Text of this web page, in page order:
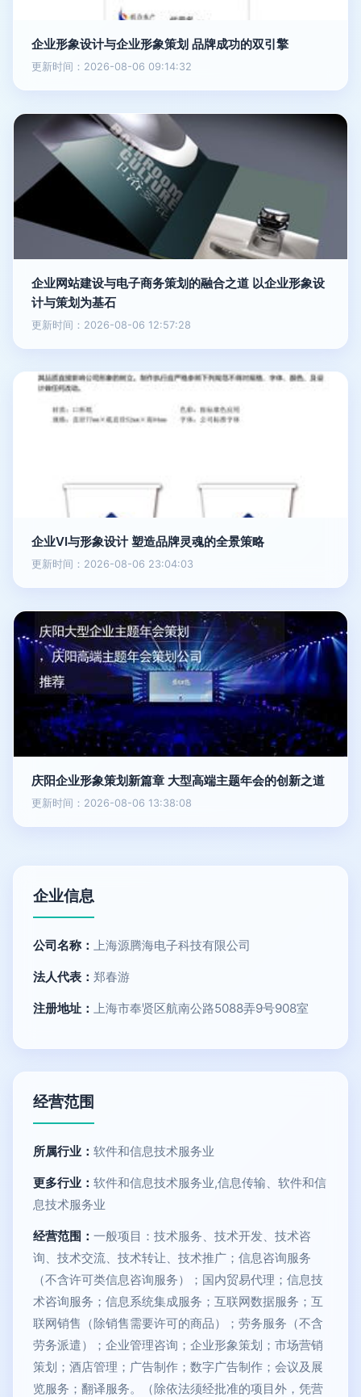
企业形象设计与企业形象策划 品牌成功的双引擎
更新时间：2026-08-06 09:14:32
企业网站建设与电子商务策划的融合之道 以企业形象设
计与策划为基石
更新时间：2026-08-06 12:57:28
企业VI与形象设计 塑造品牌灵魂的全景策略
更新时间：2026-08-06 23:04:03
庆阳企业形象策划新篇章 大型高端主题年会的创新之道
更新时间：2026-08-06 13:38:08
企业信息
公司名称： 上海源腾海电子科技有限公司
法人代表： 郑春游
注册地址： 上海市奉贤区航南公路5088弄9号908室
经营范围
所属行业： 软件和信息技术服务业
更多行业： 软件和信息技术服务业,信息传输、软件和信
息技术服务业
经营范围： 一般项目：技术服务、技术开发、技术咨
询、技术交流、技术转让、技术推广；信息咨询服务
（不含许可类信息咨询服务）；国内贸易代理；信息技
术咨询服务；信息系统集成服务；互联网数据服务；互
联网销售（除销售需要许可的商品）；劳务服务（不含
劳务派遣）；企业管理咨询；企业形象策划；市场营销
策划；酒店管理；广告制作；数字广告制作；会议及展
览服务；翻译服务。（除依法须经批准的项目外，凭营